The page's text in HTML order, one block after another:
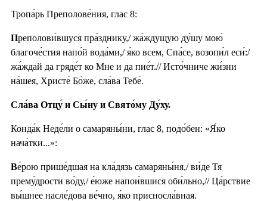
Тропа́рь Преполове́ния, глас 8:
Преполови́вшуся пра́зднику,/ жа́ждущую ду́шу мою́
благоче́стия напо́й вода́ми,/ я́ко всем, Спа́се, возопи́л еси́:/
жа́ждай да гряде́т ко Мне и да пие́т.// Исто́чниче жи́зни
на́шея, Христе́ Бо́же, сла́ва Тебе́.
Сла́ва Отцу́ и Сы́ну и Свято́му Ду́ху.
Конда́к Неде́ли о самаряны́ни, глас 8, подо́бен: «Я́ко
нача́тки...»:
Ве́рою прише́дшая на кла́дязь самаряны́ня,/ ви́де Тя
прему́дрости во́ду,/ е́юже напои́вшися оби́льно,// Ца́рствие
вы́шнее насле́дова ве́чно, я́ко присносла́вная.